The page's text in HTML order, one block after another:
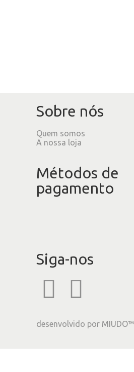
Sobre nós
Quem somos
A nossa loja
Métodos de
pagamento
Siga-nos
desenvolvido por MIUDO™